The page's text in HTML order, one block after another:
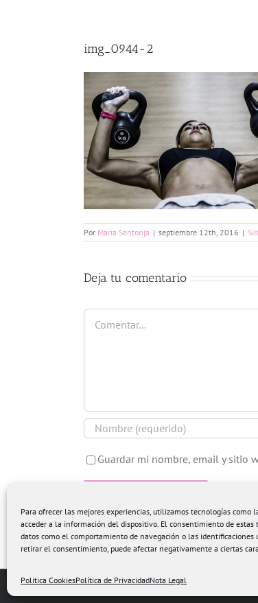
Para ofrecer las mejores experiencias, utilizamos tecnologías como
acceder a la información del dispositivo. El consentimiento de
datos como el comportamiento de navegación o las identificaciones
retirar el consentimiento, puede afectar negativamente a ciertas
Politica CookiesPolítica de PrivacidadNota Legal
img_0944-2
Por Maria Santonja | septiembre 12th, 2016 |
Deja tu comentario
Comentar
Guardar mi nombre, email y sitio